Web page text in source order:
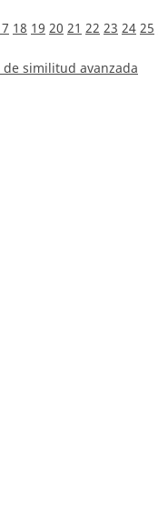
18 19 20 21 22 23 24 25
similitud avanzada